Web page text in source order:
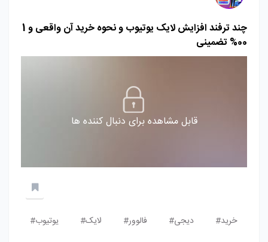
چند ترفند افزایش لایک یوتیوب و نحوه خرید آن واقعی و 1
00% تضمینی
قابل مشاهده برای دنبال کننده ها
خرید# دیجی# فالوور# لایک# یوتیوب#